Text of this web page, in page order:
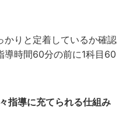
かりと定着しているか確認
導時間60分の前に1科目60
指導に充てられる仕組み